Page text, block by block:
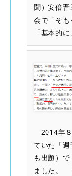
聞）安倍晋
会で「そも
「基本的
2014年８
ていた「
も出題）
ました。